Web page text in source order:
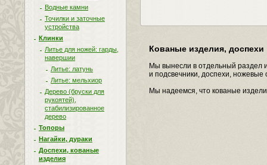
Водные камни
Точилки и заточные
устройства
Клинки
Литье для ножей: гарды,
навершии
Литье: латунь
Литье: мельхиор
Дерево (бруски для
рукоятей),
стабилизированное
дерево
Топоры
Нагайки, дураки
Доспехи, кованые
изделия
Кованые изделия, доспехи
Мы вынесли в отдельный раздел
и подсвечники, доспехи, ножевые
Мы надеемся, что кованые